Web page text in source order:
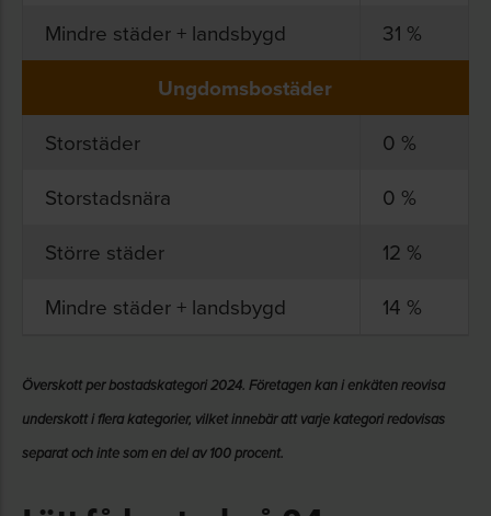
Mindre städer + landsbygd
31 %
Ungdomsbostäder
Storstäder
0 %
Storstadsnära
0 %
Större städer
12 %
Mindre städer + landsbygd
14 %
Överskott per bostadskategori 2024. Företagen kan i enkäten reovisa
underskott i flera kategorier, vilket innebär att varje kategori redovisas
separat och inte som en del av 100 procent.